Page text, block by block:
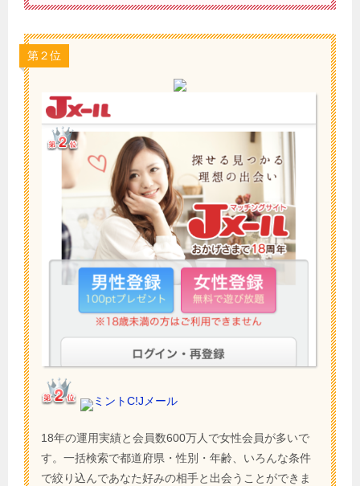
第２位
ミントC!Jメール
18年の運用実績と会員数600万人で女性会員が多いで
す。一括検索で都道府県・性別・年齢、いろんな条件
で絞り込んであなた好みの相手と出会うことができま